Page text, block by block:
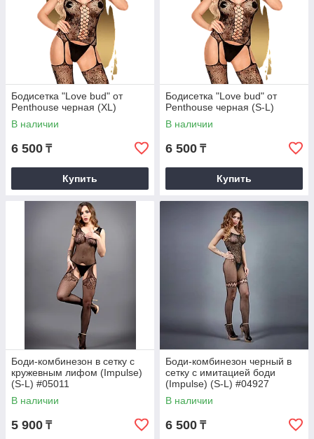
Бодисетка "Love bud" от
Penthouse черная (XL)
В наличии
6 500 ₸
Купить
Бодисетка "Love bud" от
Penthouse черная (S-L)
В наличии
6 500 ₸
Купить
Боди-комбинезон в сетку с
кружевным лифом (Impulse)
(S-L) #05011
В наличии
5 900 ₸
Боди-комбинезон черный в
сетку с имитацией боди
(Impulse) (S-L) #04927
В наличии
6 500 ₸